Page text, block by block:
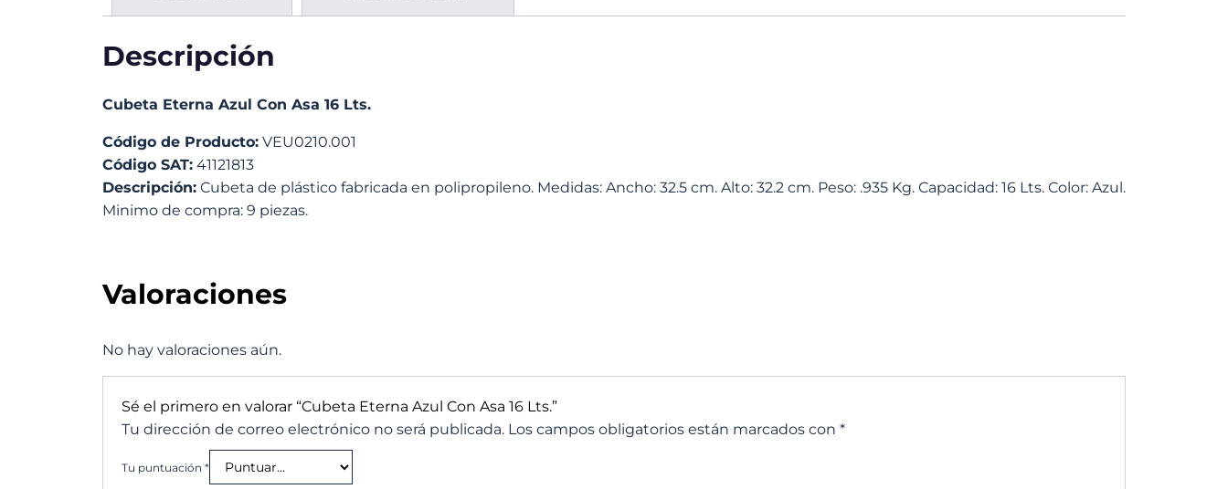
Lts.
Descripción
Cubeta Eterna Azul Con Asa 16 Lts.
Código de Producto: VEU0210.001
Código SAT: 41121813
Descripción: Cubeta de plástico fabricada en polipropileno. Medidas: Ancho: 32.5 cm. Alto: 32.2 cm. Peso: .935 Kg. Capacidad: 16 Lts. Color: Azul.
Minimo de compra: 9 piezas.
Valoraciones
No hay valoraciones aún.
Sé el primero en valorar “Cubeta Eterna Azul Con Asa 16 Lts.”
Tu dirección de correo electrónico no será publicada. Los campos obligatorios están marcados con *
Tu puntuación *